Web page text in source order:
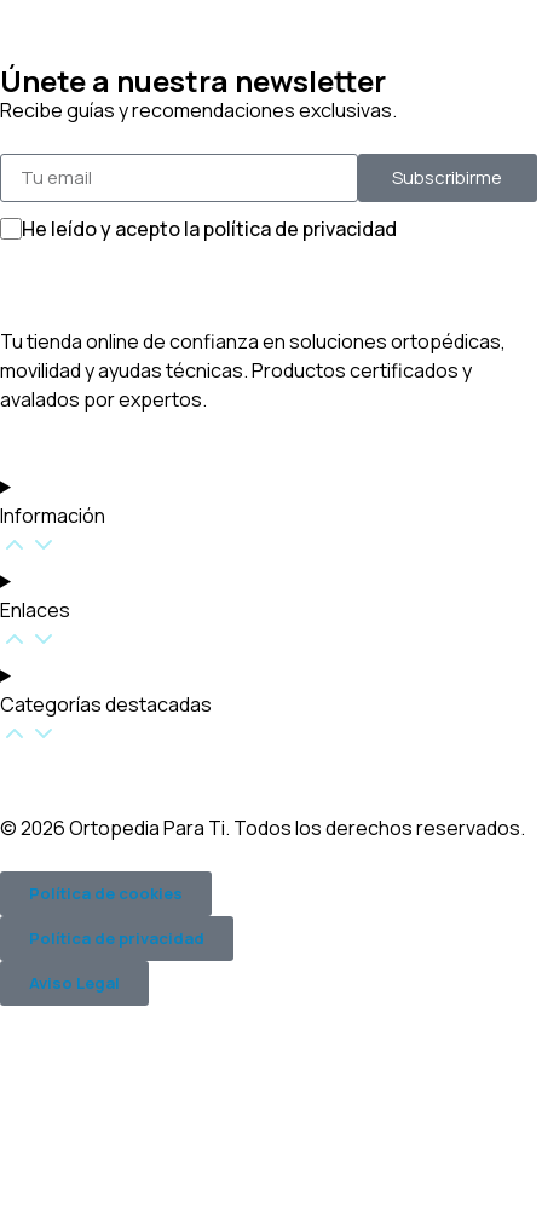
Únete a nuestra newsletter
Recibe guías y recomendaciones exclusivas.
He leído y acepto la política de privacidad
Subscribirme
Tu tienda online de confianza en soluciones ortopédicas,
movilidad y ayudas técnicas. Productos certificados y
avalados por expertos.
Información
Enlaces
Categorías destacadas​
© 2026 Ortopedia Para Ti. Todos los derechos reservados.
Política de cookies
Política de privacidad
Aviso Legal